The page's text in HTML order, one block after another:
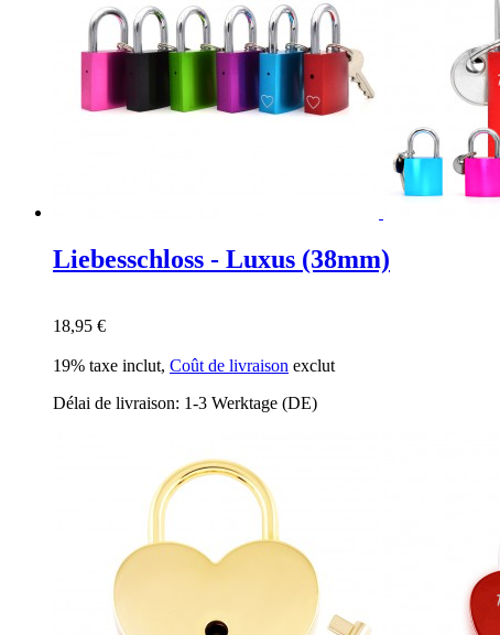
Liebesschloss - Luxus (38mm)
18,95 €
19% taxe inclut, Coût de livraison exclut
Délai de livraison: 1-3 Werktage (DE)